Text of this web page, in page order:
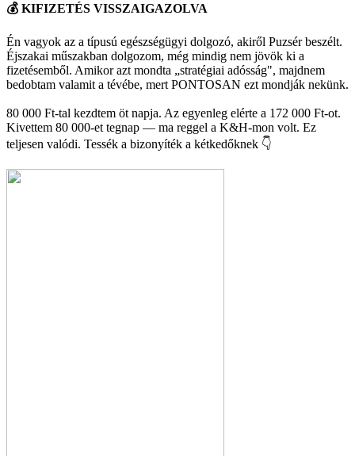
💰 KIFIZETÉS VISSZAIGAZOLVA
Én vagyok az a típusú egészségügyi dolgozó, akiről Puzsér beszélt.
Éjszakai műszakban dolgozom, még mindig nem jövök ki a
fizetésemből. Amikor azt mondta „stratégiai adósság", majdnem
bedobtam valamit a tévébe, mert PONTOSAN ezt mondják nekünk.
80 000 Ft-tal kezdtem öt napja. Az egyenleg elérte a 172 000 Ft-ot.
Kivettem 80 000-et tegnap — ma reggel a K&H-mon volt. Ez
teljesen valódi. Tessék a bizonyíték a kétkedőknek 👇